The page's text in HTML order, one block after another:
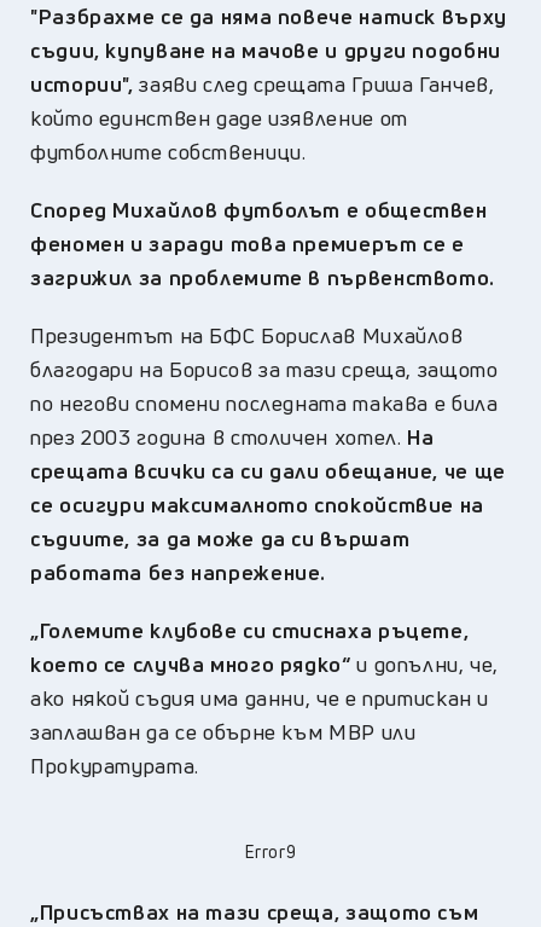
"Разбрахме се да няма повече натиск върху
съдии, купуване на мачове и други подобни
истории", заяви след срещата Гриша Ганчев,
който единствен даде изявление от
футболните собственици.
Според Михайлов футболът е обществен
феномен и заради това премиерът се е
загрижил за проблемите в първенството.
Президентът на БФС Борислав Михайлов
благодари на Борисов за тази среща, защото
по негови спомени последната такава е била
през 2003 година в столичен хотел. На
срещата всички са си дали обещание, че ще
се осигури максималното спокойствие на
съдиите, за да може да си вършат
работата без напрежение.
„Големите клубове си стиснаха ръцете,
което се случва много рядко“ и допълни, че,
ако някой съдия има данни, че е притискан и
заплашван да се обърне към МВР или
Прокуратурата.
Error9
„Присъствах на тази среща, защото съм